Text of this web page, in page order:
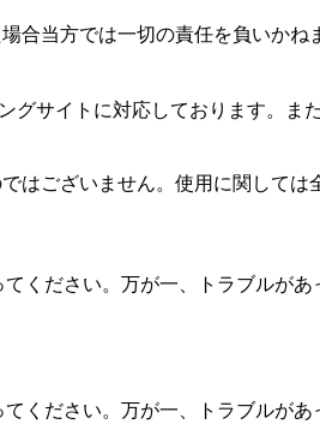
合当方では一切の責任を負いかね
グサイトに対応しております。ま
はございません。使用に関しては
ください。万が一、トラブルが
ください。万が一、トラブルが